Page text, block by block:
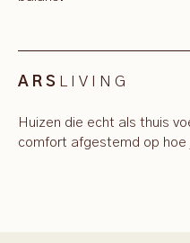
ARS LIVING
Huizen die echt als thuis
comfort afgestemd op hoe